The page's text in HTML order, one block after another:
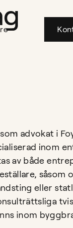
advokat i
inom
av både
såsom
eller
inom